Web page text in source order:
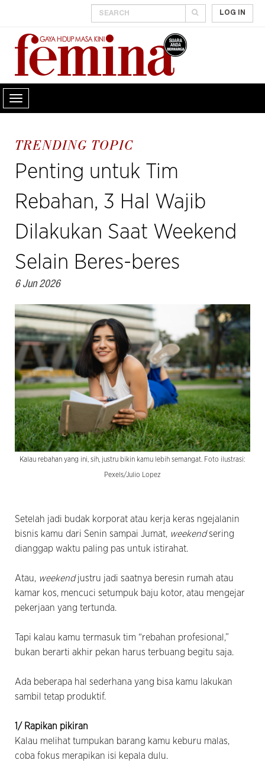
LOG IN
TRENDING TOPIC
Penting untuk Tim
Rebahan, 3 Hal Wajib
Dilakukan Saat Weekend
Selain Beres-beres
6 Jun 2026
Kalau rebahan yang ini, sih, justru bikin kamu lebih semangat. Foto ilustrasi:
Pexels/Julio Lopez
Setelah jadi budak korporat atau kerja keras ngejalanin
bisnis kamu dari Senin sampai Jumat, weekendsering
dianggap waktu paling pas untuk istirahat.
Atau, weekendjustru jadi saatnya beresin rumah atau
kamar kos, mencuci setumpuk baju kotor, atau mengejar
pekerjaan yang tertunda.
Tapi kalau kamu termasuk tim “rebahan profesional,”
bukan berarti akhir pekan harus terbuang begitu saja.
Ada beberapa hal sederhana yang bisa kamu lakukan
sambil tetap produktif.
1/ Rapikan pikiran
Kalau melihat tumpukan barang kamu keburu malas,
coba fokus merapikan isi kepala dulu.